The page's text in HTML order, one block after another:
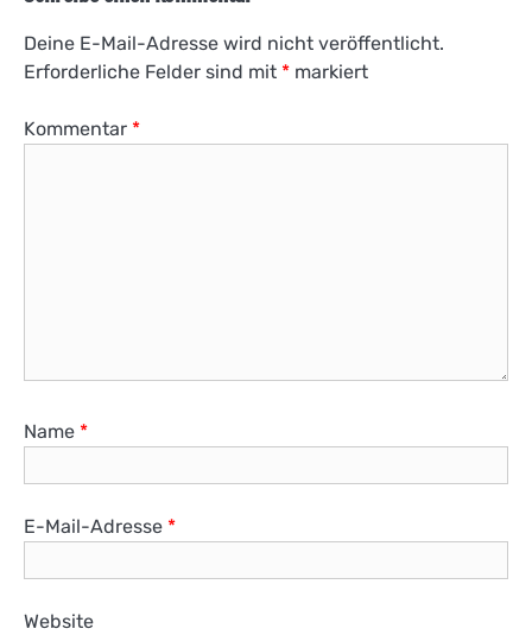
Deine E-Mail-Adresse wird nicht veröffentlicht.
Erforderliche Felder sind mit * markiert
Kommentar *
Name *
E-Mail-Adresse *
Website